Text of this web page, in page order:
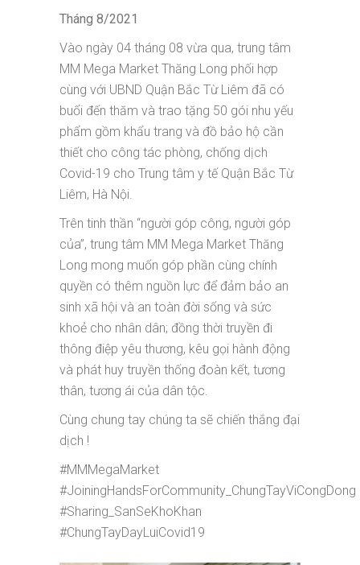
Tháng 8/2021
Vào ngày 04 tháng 08 vừa qua, trung tâm
MM Mega Market Thăng Long phối hợp
cùng với UBND Quận Bắc Từ Liêm đã có
buổi đến thăm và trao tặng 50 gói nhu yếu
phẩm gồm khẩu trang và đồ bảo hộ cần
thiết cho công tác phòng, chống dịch
Covid-19 cho Trung tâm y tế Quận Bắc Từ
Liêm, Hà Nội.
Trên tinh thần “người góp công, người góp
của”, trung tâm MM Mega Market Thăng
Long mong muốn góp phần cùng chính
quyền có thêm nguồn lực để đảm bảo an
sinh xã hội và an toàn đời sống và sức
khoẻ cho nhân dân; đồng thời truyền đi
thông điệp yêu thương, kêu gọi hành động
và phát huy truyền thống đoàn kết, tương
thân, tương ái của dân tộc.
Cùng chung tay chúng ta sẽ chiến thắng đại
dịch !
#MMMegaMarket
#JoiningHandsForCommunity_ChungTayViCongDong
#Sharing_SanSeKhoKhan
#ChungTayDayLuiCovid19